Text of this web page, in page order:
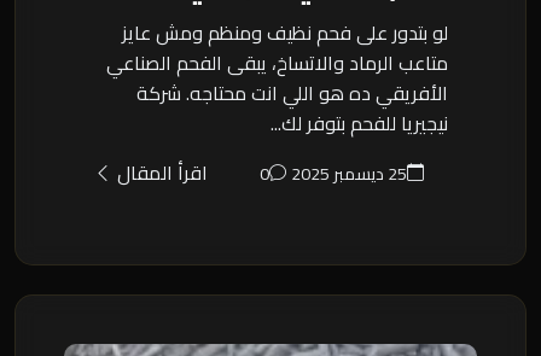
لو بتدور على فحم نظيف ومنظم ومش عايز
متاعب الرماد والاتساخ، يبقى الفحم الصناعي
الأفريقي ده هو اللي انت محتاجه. شركة
نيجيريا للفحم بتوفر لك...
25 ديسمبر 2025 0 اقرأ المقال